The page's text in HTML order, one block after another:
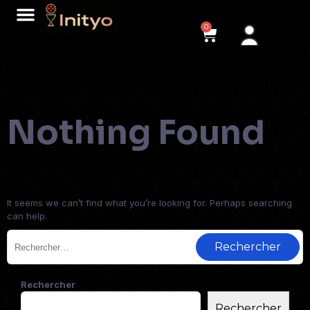
0
Nothing Found
It seems we can’t find what you’re looking for. Perhaps searching
can help.
Rechercher